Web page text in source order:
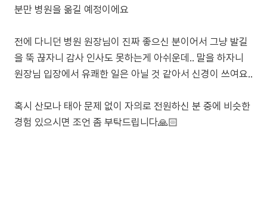
분만 병원을 옮길 예정이에요
전에 다니던 병원 원장님이 진짜 좋으신 분이어서 그냥 발길
을 뚝 끊자니 감사 인사도 못하는게 아쉬운데.. 말을 하자니
원장님 입장에서 유쾌한 일은 아닐 것 같아서 신경이 쓰여요..
혹시 산모나 태아 문제 없이 자의로 전원하신 분 중에 비슷한
경험 있으시면 조언 좀 부탁드립니다🙏🏻